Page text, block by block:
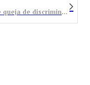
El Baloncesto Bembibre Masculino se queja de discriminación. La Federación lo niega